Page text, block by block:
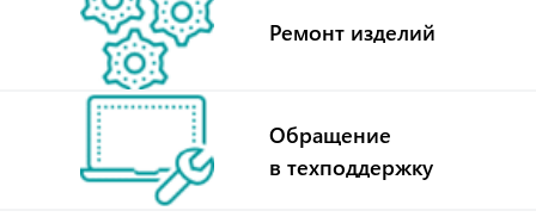
Ремонт изделий
Обращение
в техподдержку